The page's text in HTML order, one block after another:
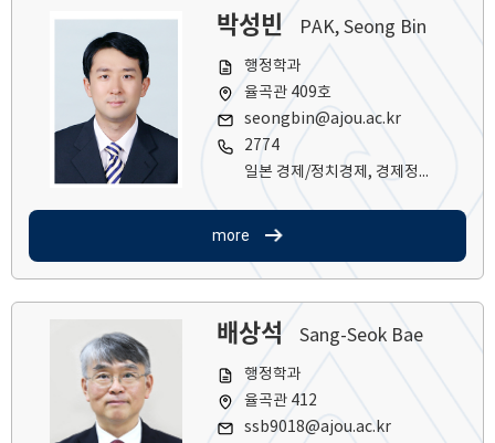
박성빈 PAK, Seong Bin
행정학과
율곡관 409호
seongbin@ajou.ac.kr
2774
일본 경제/정치경제, 경제정책/규제(금융, 통상, 산업 등), 한일/중일관계, 경제안보/수소경제/공급망 관리
more
배상석 Sang-Seok Bae
행정학과
율곡관 412
ssb9018@ajou.ac.kr